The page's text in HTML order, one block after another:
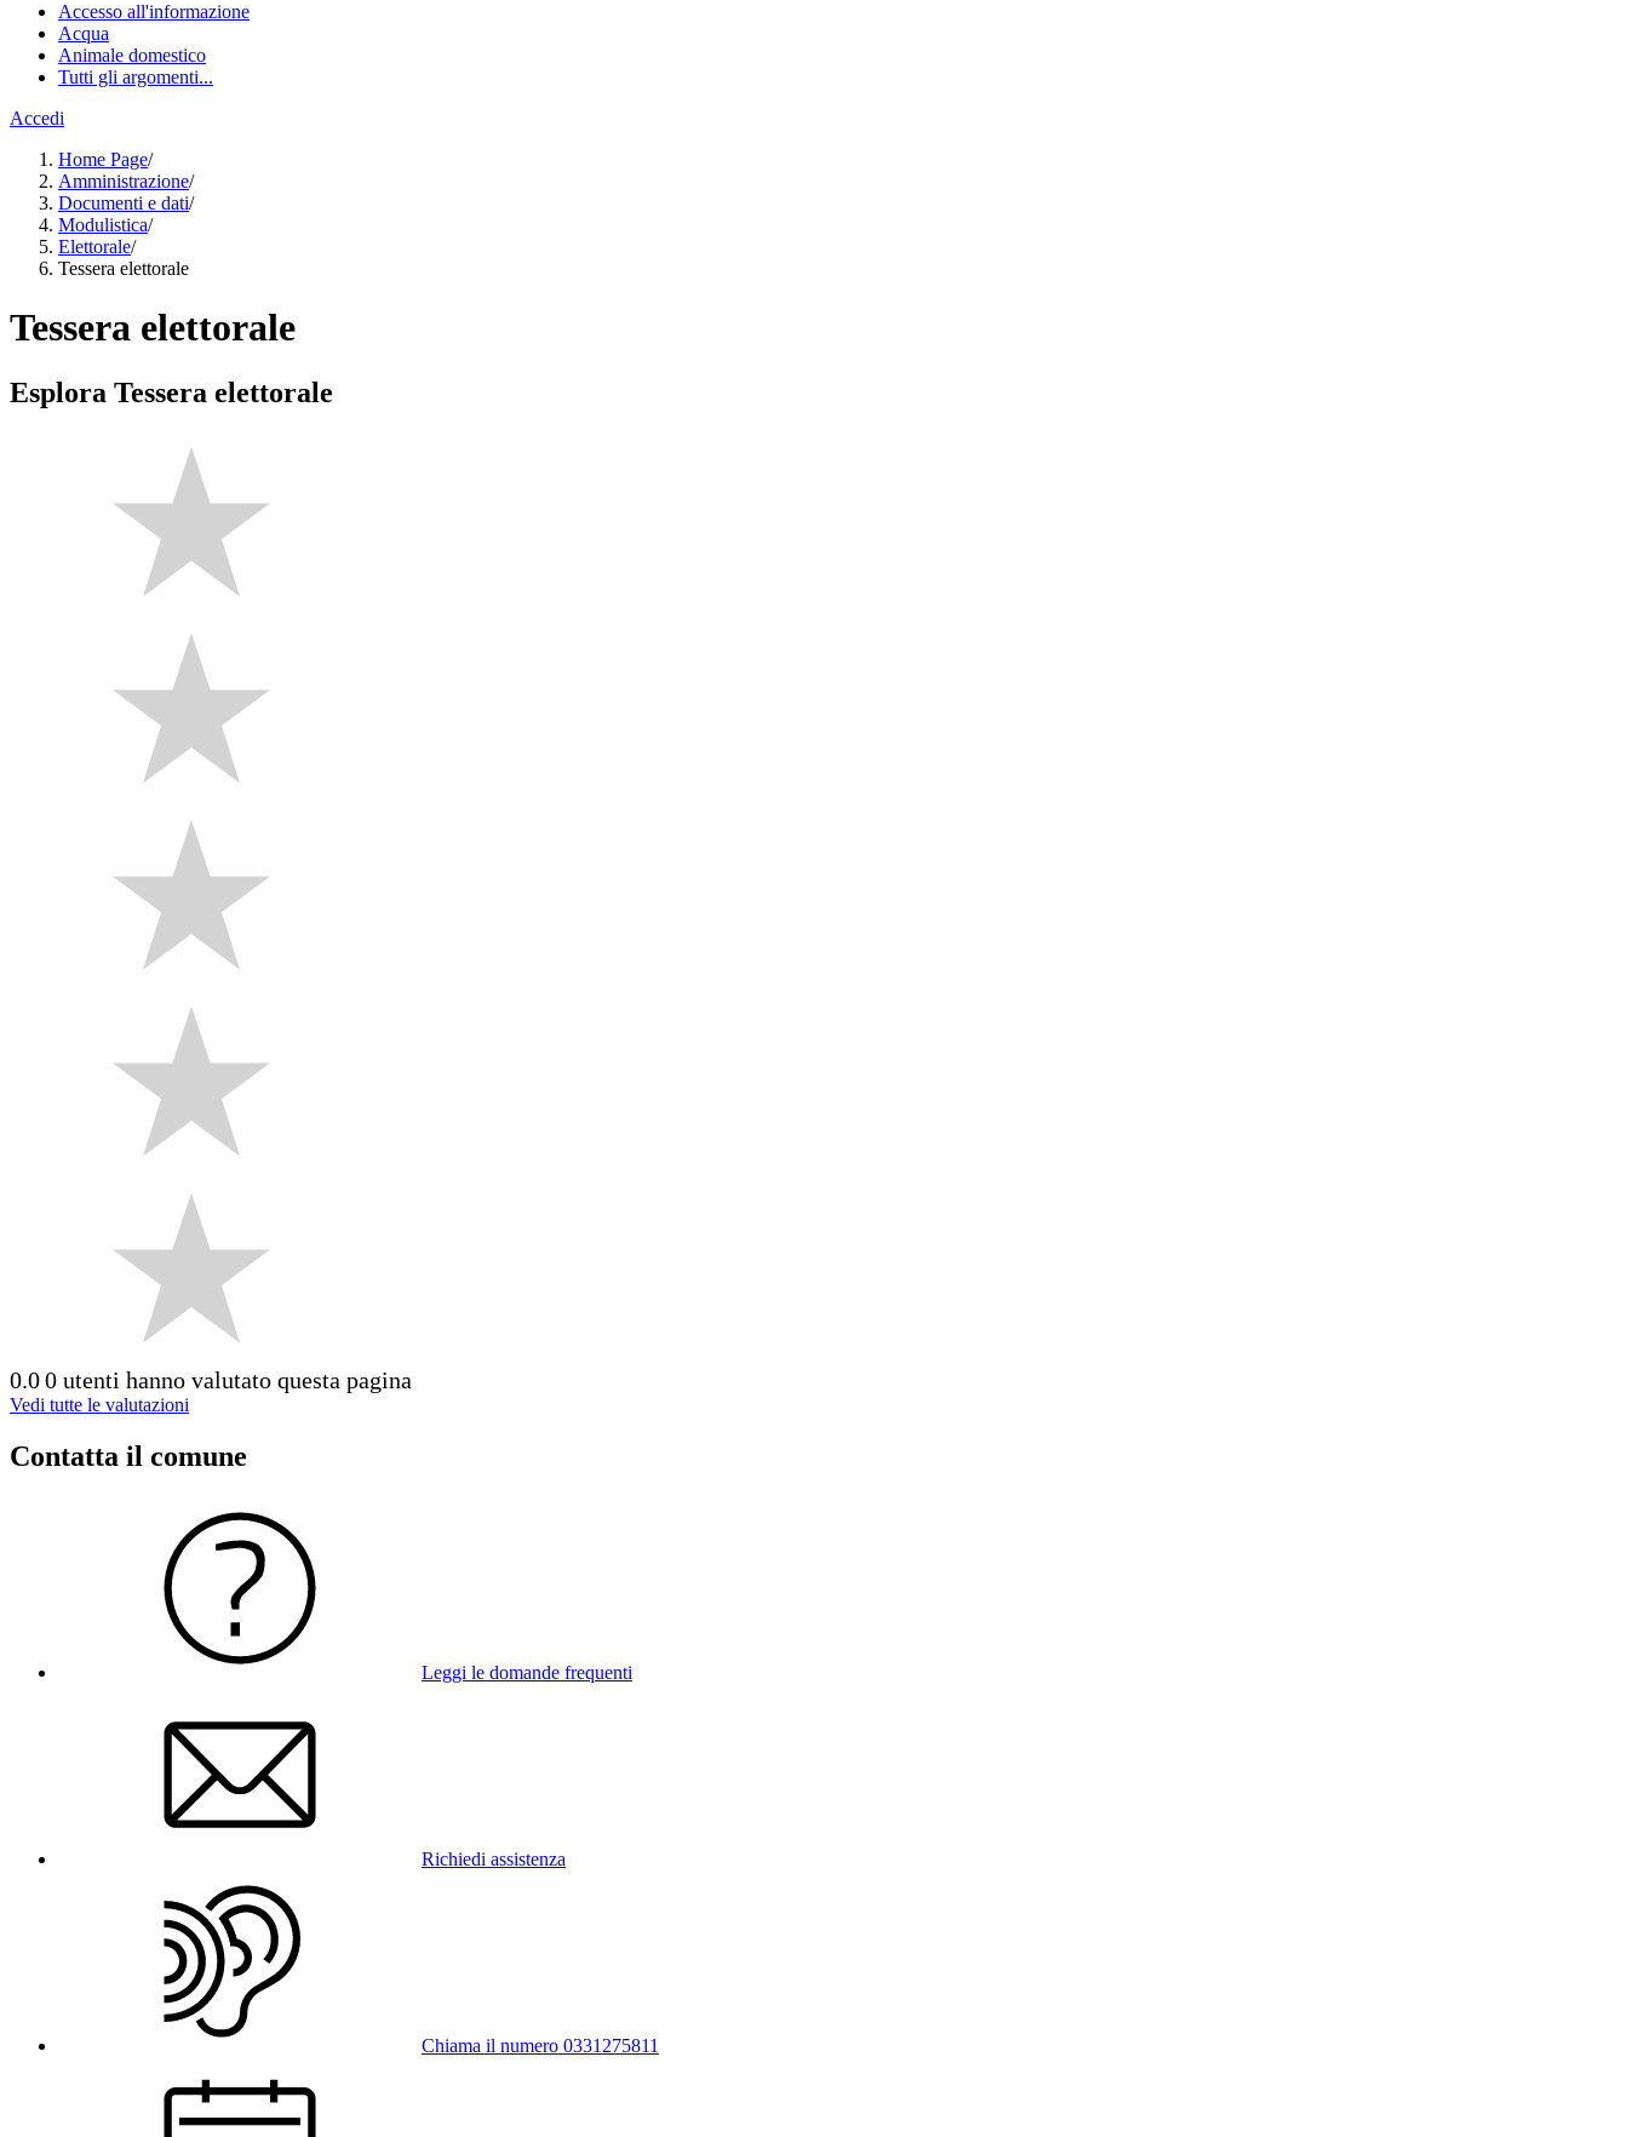
Accesso all'informazione
Acqua
Animale domestico
Tutti gli argomenti...
Accedi
Home Page/
Amministrazione/
Documenti e dati/
Modulistica/
Elettorale/
Tessera elettorale
Tessera elettorale
Esplora Tessera elettorale
0.00 utenti hanno valutato questa pagina
Vedi tutte le valutazioni
Contatta il comune
Leggi le domande frequenti
Richiedi assistenza
Chiama il numero 0331275811